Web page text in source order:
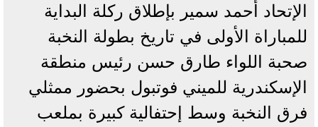
الإتحاد أحمد سمير بإطلاق ركلة البداية
للمباراة الأولى في تاريخ بطولة النخبة
صحبة اللواء طارق حسن رئيس منطقة
الإسكندرية للميني فوتبول بحضور ممثلي
فرق النخبة وسط إحتفالية كبيرة بملعب